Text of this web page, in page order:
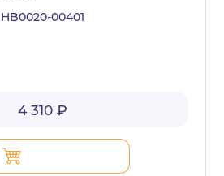
HB0020-00401
4 310 ₽